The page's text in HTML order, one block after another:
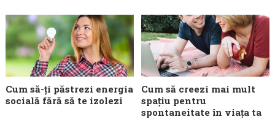
Cum să-ți păstrezi energia
socială fără să te izolezi
Cum să creezi mai mult
spațiu pentru
spontaneitate în viața ta